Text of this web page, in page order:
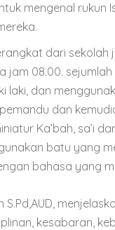
mengenal rukun
dari sekolah
jam 08.00.
laki, dan
dan
Ka’bah, sa’i
batu yang
bahasa yang
S.Pd,AUD,
kesabaran,